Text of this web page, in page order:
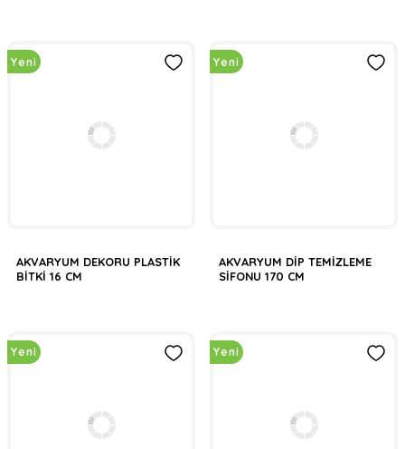
Yeni
AKVARYUM DEKORU PLASTİK
BİTKİ 16 CM
Yeni
AKVARYUM DİP TEMİZLEME
SİFONU 170 CM
Yeni Yeni